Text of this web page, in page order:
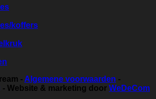
koffers
- Algemene voorwaarden -
- Website & marketing door WeDeCom